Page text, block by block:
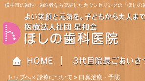
横手市の歯科・歯医者なら充実したカウンセリングの「ほしの
トップへ » 診療について » 口臭治療・予防